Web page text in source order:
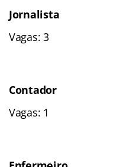
Jornalista
Vagas: 3
Contador
Vagas: 1